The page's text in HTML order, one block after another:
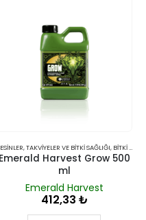
TAKVIYELER VE BITKI SAĞLIĞI, BITKI BESINLERI VE TAKVIYELERI
Emerald Harvest Grow 500
ml
Emerald Harvest
412,33 ₺